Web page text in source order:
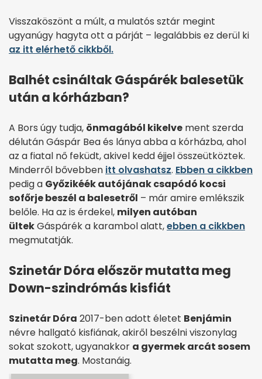
Visszaköszönt a múlt, a mulatós sztár megint
ugyanúgy hagyta ott a párját – legalábbis ez derül ki
az itt elérhető cikkből.
Balhét csináltak Gáspárék balesetük
után a kórházban?
A Bors úgy tudja, önmagából kikelve ment szerda
délután Gáspár Bea és lánya abba a kórházba, ahol
az a fiatal nő feküdt, akivel kedd éjjel összeütköztek.
Minderről bővebben itt olvashatsz. Ebben a cikkben
pedig a Győzikéék autójának csapódó kocsi
sofőrje beszél a balesetről – már amire emlékszik
belőle. Ha az is érdekel, milyen autóban
ültekGáspárék a karambol alatt,ebben a cikkben
megmutatják.
Szinetár Dóra először mutatta meg
Down-szindrómás kisfiát
Szinetár Dóra 2017-ben adott életet Benjámin
névre hallgató kisfiának, akiről beszélni viszonylag
sokat szokott, ugyanakkor a gyermek arcát sosem
mutatta meg. Mostanáig.